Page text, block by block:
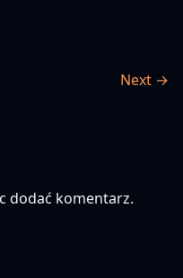
Next →
dodać komentarz.